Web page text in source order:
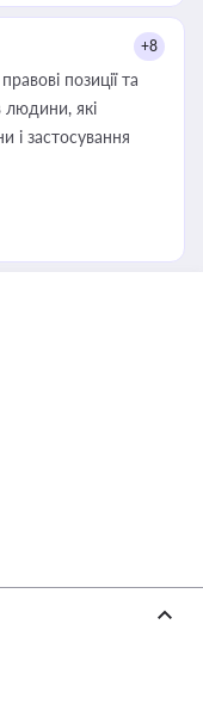
+8
позиції та
людини, які
і застосування